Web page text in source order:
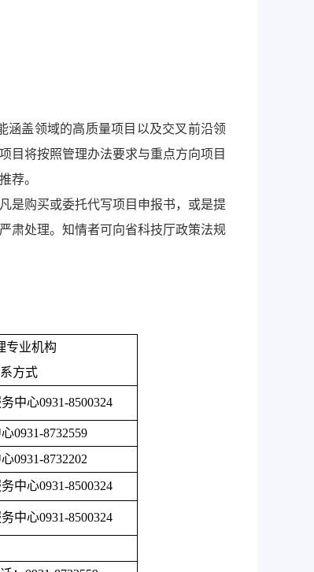
涵盖领域的高质量项目以及交叉前沿领
目将按照管理办法要求与重点方向项目
荐。
是购买或委托代写项目申报书，或是提
肃处理。知情者可向省科技厅政策法规
专业机构
方式
中心0931-8500324
0931-8732559
0931-8732202
中心0931-8500324
中心0931-8500324